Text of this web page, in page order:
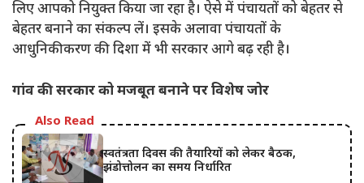
लिए आपको नियुक्त किया जा रहा है। ऐसे में पंचायतों को बेहतर से
बेहतर बनाने का संकल्प लें। इसके अलावा पंचायतों के
आधुनिकीकरण की दिशा में भी सरकार आगे बढ़ रही है।
गांव की सरकार को मजबूत बनाने पर विशेष जोर
Also Read
स्वतंत्रता दिवस की तैयारियों को लेकर बैठक,
झंडोत्तोलन का समय निर्धारित